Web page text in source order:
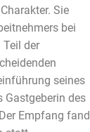
Sie
bei
der
seines
Gastgeberin des
Empfang fand